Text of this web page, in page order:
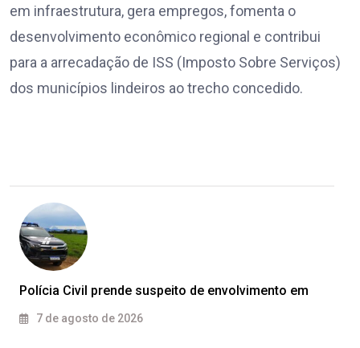
em infraestrutura, gera empregos, fomenta o
desenvolvimento econômico regional e contribui
para a arrecadação de ISS (Imposto Sobre Serviços)
dos municípios lindeiros ao trecho concedido.
Polícia Civil prende suspeito de envolvimento em
7 de agosto de 2026